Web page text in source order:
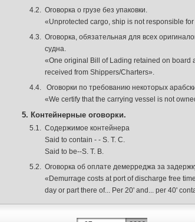
4.2. Оговорка о грузе без упаковки.
«Unprotected cargo, ship is not responsible
4.3. Оговорка, обязательная для всех
судна.
«One original Bill of Lading retained on board
received from Shippers/Charters».
4.4.
Оговорки по требованию некоторых
«We certify that the carrying vessel is not
5. Контейнерные оговорки.
5.1. Содержимое контейнера
Said to contain - - S. T. C.
Said to be--S. T. B.
5.2. Оговорка об оплате демерреджа за
«Demurrage costs at port of discharge free
day or part there of... Per 20' and... per 40'